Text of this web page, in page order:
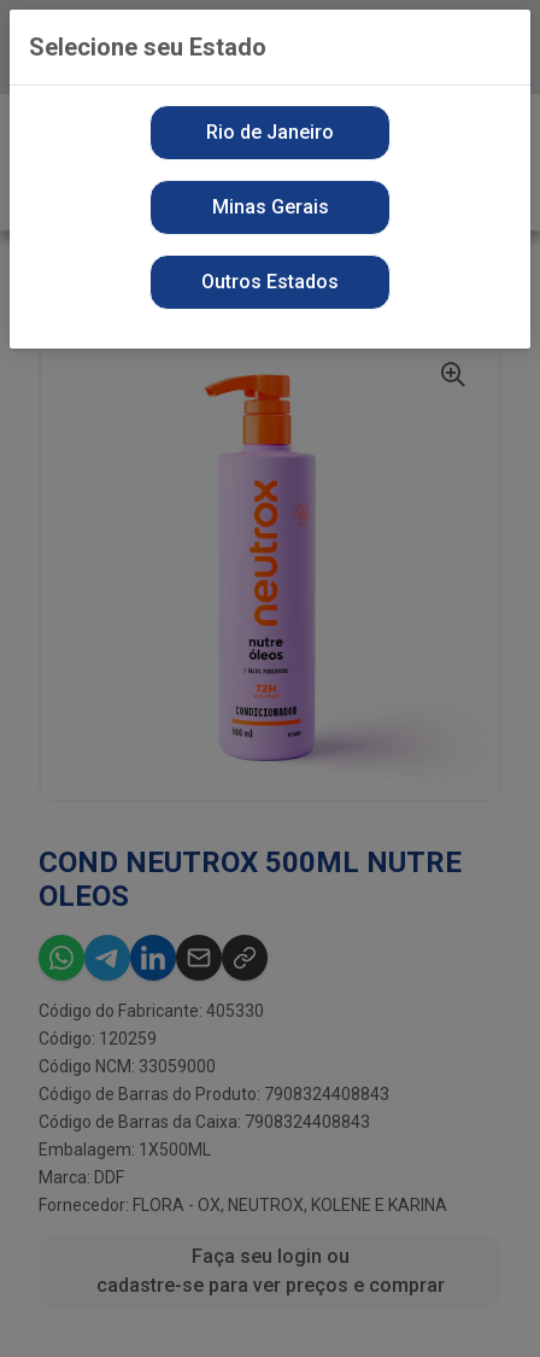
Baixe já o APP da Playvender
PERFUMARIA
CONDICIONADOR
COND NEUTROX 500ML NUTRE OLEOS
COND NEUTROX 500ML NUTRE
OLEOS
Código do Fabricante: 405330
Código: 120259
Código NCM: 33059000
Código de Barras do Produto: 7908324408843
Código de Barras da Caixa: 7908324408843
Embalagem: 1X500ML
Marca: DDF
Fornecedor: FLORA - OX, NEUTROX, KOLENE E KARINA
Faça seu login ou
cadastre-se para ver preços e comprar
Selecione seu Estado
Rio de Janeiro
Minas Gerais
Outros Estados